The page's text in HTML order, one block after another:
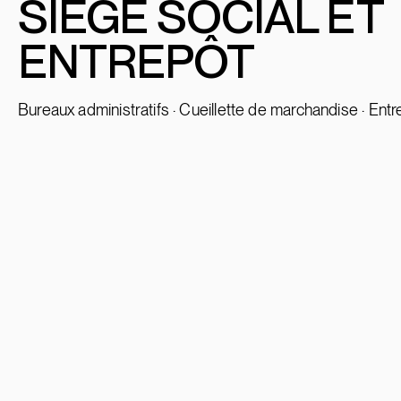
SIÈGE SOCIAL ET
ENTREPÔT
Bureaux administratifs · Cueillette de marchandise ·